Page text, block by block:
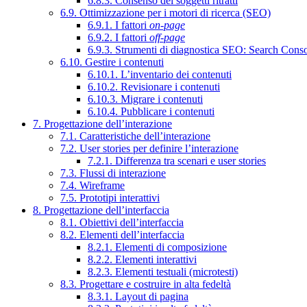
6.9. Ottimizzazione per i motori di ricerca (SEO)
6.9.1. I fattori on-page
6.9.2. I fattori off-page
6.9.3. Strumenti di diagnostica SEO: Search
6.10. Gestire i contenuti
6.10.1. L’inventario dei contenuti
6.10.2. Revisionare i contenuti
6.10.3. Migrare i contenuti
6.10.4. Pubblicare i contenuti
7. Progettazione dell’interazione
7.1. Caratteristiche dell’interazione
7.2. User stories per definire l’interazione
7.2.1. Differenza tra scenari e user stories
7.3. Flussi di interazione
7.4. Wireframe
7.5. Prototipi interattivi
8. Progettazione dell’interfaccia
8.1. Obiettivi dell’interfaccia
8.2. Elementi dell’interfaccia
8.2.1. Elementi di composizione
8.2.2. Elementi interattivi
8.2.3. Elementi testuali (microtesti)
8.3. Progettare e costruire in alta fedeltà
8.3.1. Layout di pagina